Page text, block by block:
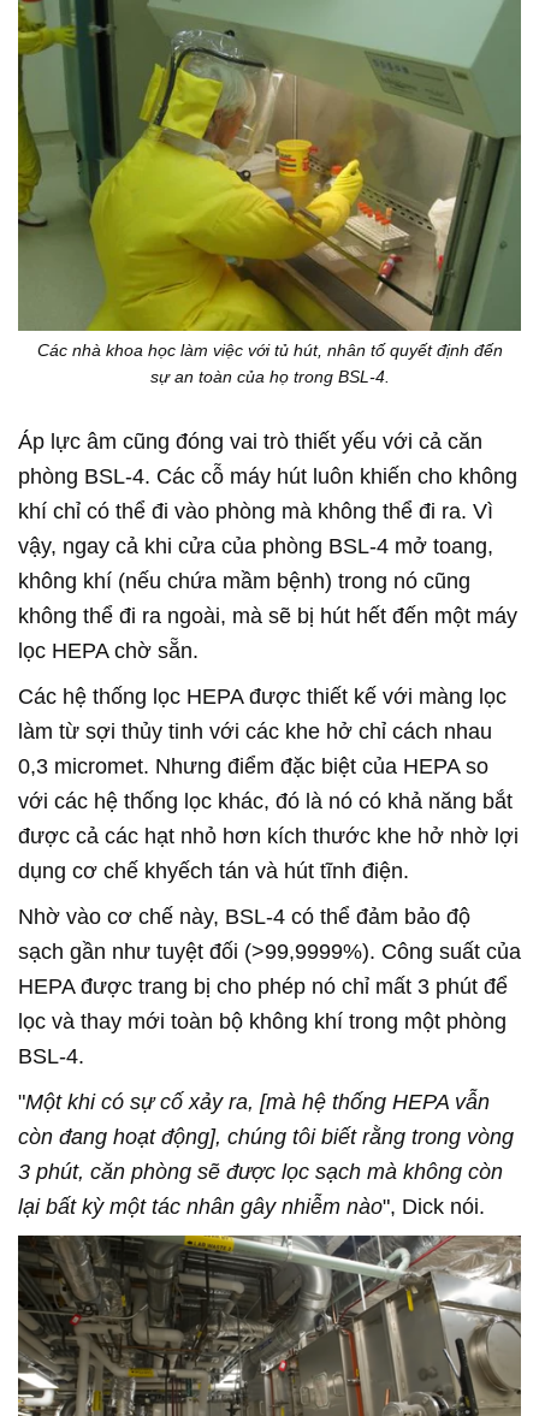
Các nhà khoa học làm việc với tủ hút, nhân tố quyết định đến
sự an toàn của họ trong BSL-4.
Áp lực âm cũng đóng vai trò thiết yếu với cả căn
phòng BSL-4. Các cỗ máy hút luôn khiến cho không
khí chỉ có thể đi vào phòng mà không thể đi ra. Vì
vậy, ngay cả khi cửa của phòng BSL-4 mở toang,
không khí (nếu chứa mầm bệnh) trong nó cũng
không thể đi ra ngoài, mà sẽ bị hút hết đến một máy
lọc HEPA chờ sẵn.
Các hệ thống lọc HEPA được thiết kế với màng lọc
làm từ sợi thủy tinh với các khe hở chỉ cách nhau
0,3 micromet. Nhưng điểm đặc biệt của HEPA so
với các hệ thống lọc khác, đó là nó có khả năng bắt
được cả các hạt nhỏ hơn kích thước khe hở nhờ lợi
dụng cơ chế khyếch tán và hút tĩnh điện.
Nhờ vào cơ chế này, BSL-4 có thể đảm bảo độ
sạch gần như tuyệt đối (>99,9999%). Công suất của
HEPA được trang bị cho phép nó chỉ mất 3 phút để
lọc và thay mới toàn bộ không khí trong một phòng
BSL-4.
"Một khi có sự cố xảy ra, [mà hệ thống HEPA vẫn
còn đang hoạt động], chúng tôi biết rằng trong vòng
3 phút, căn phòng sẽ được lọc sạch mà không còn
lại bất kỳ một tác nhân gây nhiễm nào", Dick nói.